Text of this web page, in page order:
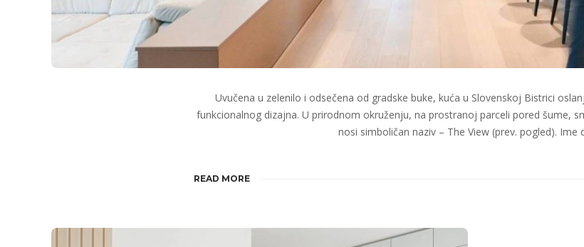
Uvučena u zelenilo i odsečena od gradske buke, kuća u Slovenskoj Bistrici
funkcionalnog dizajna. U prirodnom okruženju, na prostranoj parceli pored šume,
nosi simboličan naziv – The View (prev. pogled). Ime
READ MORE